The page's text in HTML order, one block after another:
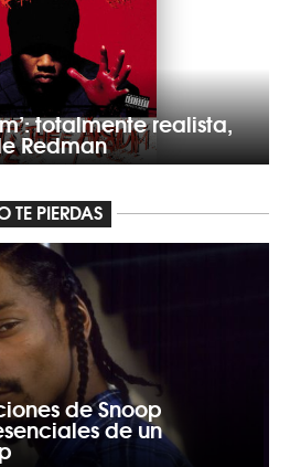
totalmente realista,
Redman
TE PIERDAS
de Snoop
de un